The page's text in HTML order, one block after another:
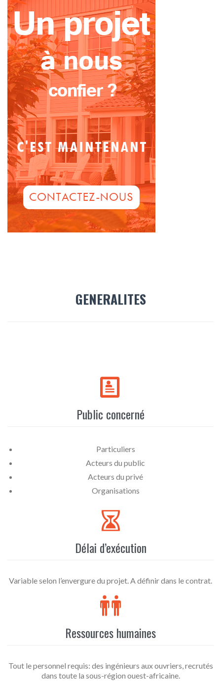
GENERALITES

Public concerné
Particuliers
Acteurs du public
Acteurs du privé
Organisations

Délai d’exécution
Variable selon l’envergure du projet. A définir dans le contrat.

Ressources humaines
Tout le personnel requis: des ingénieurs aux ouvriers, recrutés
dans toute la sous-région ouest-africaine.